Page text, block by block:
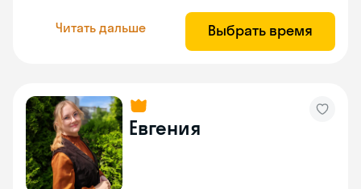
Читать дальше Выбрать время
Евгения